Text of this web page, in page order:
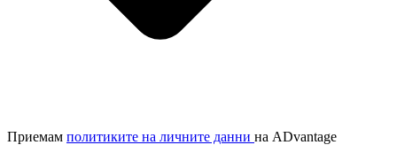
Приемам политиките на личните данни на ADvantage